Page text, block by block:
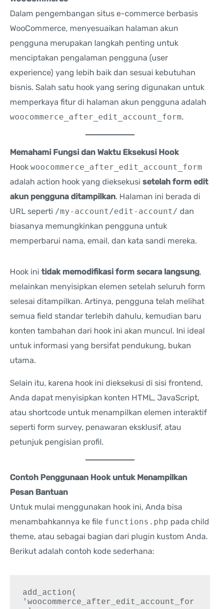
Dalam pengembangan situs e-commerce berbasis
WooCommerce, menyesuaikan halaman akun
pengguna merupakan langkah penting untuk
menciptakan pengalaman pengguna (user
experience) yang lebih baik dan sesuai kebutuhan
bisnis. Salah satu hook yang sering digunakan untuk
memperkaya fitur di halaman akun pengguna adalah
woocommerce_after_edit_account_form.
Memahami Fungsi dan Waktu Eksekusi Hook
Hook woocommerce_after_edit_account_form
adalah action hook yang dieksekusi setelah form edit
akun pengguna ditampilkan. Halaman ini berada di
URL seperti /my-account/edit-account/ dan
biasanya memungkinkan pengguna untuk
memperbarui nama, email, dan kata sandi mereka.
Hook ini tidak memodifikasi form secara langsung,
melainkan menyisipkan elemen setelah seluruh form
selesai ditampilkan. Artinya, pengguna telah melihat
semua field standar terlebih dahulu, kemudian baru
konten tambahan dari hook ini akan muncul. Ini ideal
untuk informasi yang bersifat pendukung, bukan
utama.
Selain itu, karena hook ini dieksekusi di sisi frontend,
Anda dapat menyisipkan konten HTML, JavaScript,
atau shortcode untuk menampilkan elemen interaktif
seperti form survey, penawaran eksklusif, atau
petunjuk pengisian profil.
Contoh Penggunaan Hook untuk Menampilkan
Pesan Bantuan
Untuk mulai menggunakan hook ini, Anda bisa
menambahkannya ke file functions.php pada child
theme, atau sebagai bagian dari plugin kustom Anda.
Berikut adalah contoh kode sederhana:
add_action(
'woocommerce_after_edit_account_for